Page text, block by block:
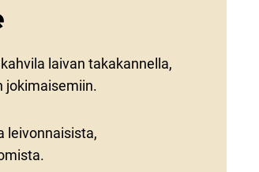
laivan takakannella,
jokimaisemiin.
leivonnaisista,